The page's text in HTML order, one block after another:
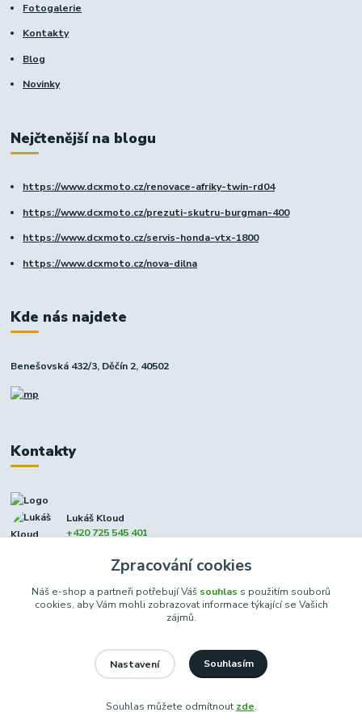
Fotogalerie
Kontakty
Blog
Novinky
Nejčtenější na blogu
https://www.dcxmoto.cz/renovace-afriky-twin-rd04
https://www.dcxmoto.cz/prezuti-skutru-burgman-400
https://www.dcxmoto.cz/servis-honda-vtx-1800
https://www.dcxmoto.cz/nova-dilna
Kde nás najdete
Benešovská 432/3, Děčín 2, 40502
Kontakty
Lukáš Kloud
+420 725 545 401
Vytvořeno na
Eshop-rychle.cz
Zpracování cookies
Náš e-shop a partneři potřebují Váš souhlas s použitím souborů
cookies, aby Vám mohli zobrazovat informace týkající se Vašich
zájmů.
Nastavení Souhlasím
Souhlas můžete odmítnout zde.